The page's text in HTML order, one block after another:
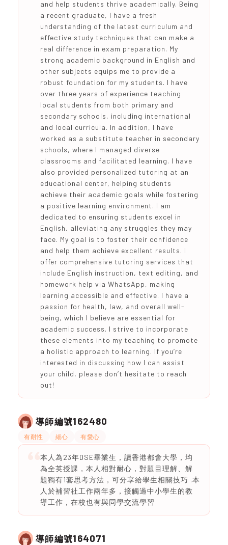
and help students thrive academically. Being
a recent graduate, I have a fresh
understanding of the latest curriculum and
effective study techniques that can make a
real difference in exam preparation. My
strong academic background in English and
other subjects equips me to provide a
robust foundation for my students. I have
over three years of experience teaching
local students from both primary and
secondary schools, including international
and local curricula. In addition, I have
worked as a substitute teacher in secondary
schools, where I managed diverse
classrooms and facilitated learning. I have
also provided personalized tutoring at an
educational center, helping students
achieve their academic goals while fostering
a positive learning environment. I am
dedicated to ensuring students excel in
English, alleviating any struggles they may
face. My goal is to foster their confidence
and help them achieve excellent results. I
offer comprehensive tutoring services that
include English instruction, text editing, and
homework help via WhatsApp, making
learning accessible and effective. I have a
passion for health, law, and overall well-
being, which I believe are essential for
academic success. I strive to incorporate
these elements into my teaching to promote
a holistic approach to learning. If you’re
interested in discussing how I can assist
your child, please don’t hesitate to reach
out!
導師編號162480
有耐性 細心 有愛心
本人為23年DSE畢業生，讀香港都會大學，均
為全英授課，本人相對耐心，對題目理解、解
題獨有1套思考方法，可分享給學生相關技巧 .本
人於補習社工作兩年多，接觸過中小學生的教
導工作，在校也有與同學交流學習
導師編號164071